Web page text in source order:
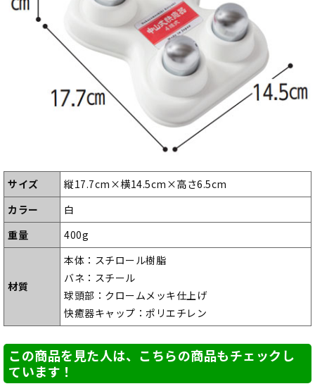
サイズ
縦17.7cm×横14.5cm×高さ6.5cm
カラー
白
重量
400g
材質
本体：スチロール樹脂
バネ：スチール
球頭部：クロームメッキ仕上げ
快癒器キャップ：ポリエチレン
この商品を見た人は、こちらの商品もチェックし
ています！